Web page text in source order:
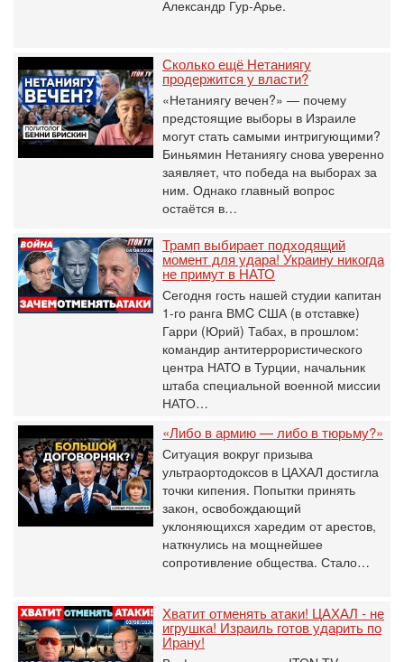
Александр Гур-Арье.
Сколько ещё Нетаниягу
продержится у власти?
«Нетаниягу вечен?» — почему
предстоящие выборы в Израиле
могут стать самыми интригующими?
Биньямин Нетаниягу снова уверенно
заявляет, что победа на выборах за
ним. Однако главный вопрос
остаётся в…
Трамп выбирает подходящий
момент для удара! Украину никогда
не примут в НАТО
Сегодня гость нашей студии капитан
1-го ранга ВМC США (в отставке)
Гарри (Юрий) Табах, в прошлом:
командир антитеррористического
центра НАТО в Турции, начальник
штаба специальной военной миссии
НАТО…
«Либо в армию — либо в тюрьму?»
Ситуация вокруг призыва
ультраортодоксов в ЦАХАЛ достигла
точки кипения. Попытки принять
закон, освобождающий
уклоняющихся харедим от арестов,
наткнулись на мощнейшее
сопротивление общества. Стало…
Хватит отменять атаки! ЦАХАЛ - не
игрушка! Израиль готов ударить по
Ирану!